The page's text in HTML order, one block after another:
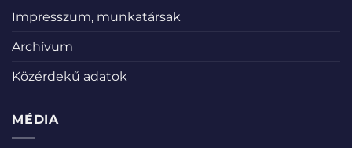
Impresszum, munkatársak
Archívum
Közérdekű adatok
MÉDIA